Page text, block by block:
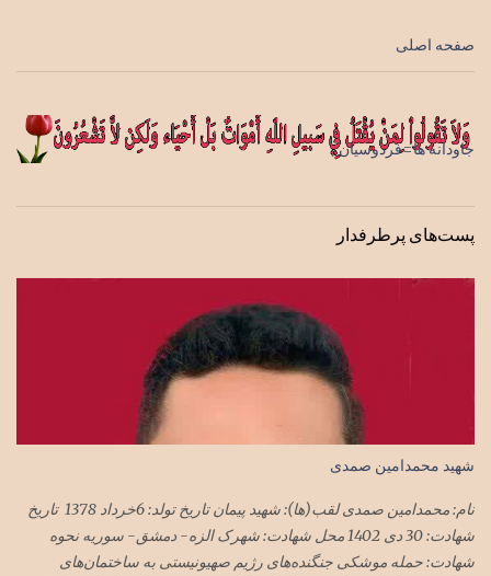
صفحه اصلی
جاودانه ها=فردوسیان
پست‌های پرطرفدار
شهید محمدامین صمدی
نام: محمدامین صمدی لقب(ها): شهید پیمان تاریخ تولد: 6خرداد 1378 تاریخ
شهادت: 30 دی 1402 محل شهادت: شهرک الزه- دمشق- سوریه نحوه
شهادت: حمله موشکی جنگنده‌های رژیم صهیونیستی به ساختمان‌های